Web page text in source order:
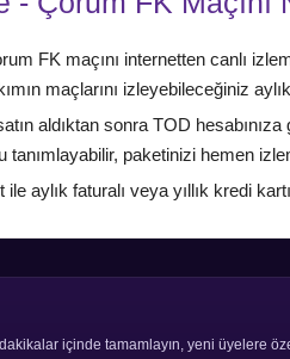
FK maçını internetten canlı
maçlarını izleyebileceğiniz
aldıktan sonra TOD
tanımlayabilir, paketinizi hemen
ile aylık faturalı veya yıllık kredi
içinde tamamlayın, yeni üyelere